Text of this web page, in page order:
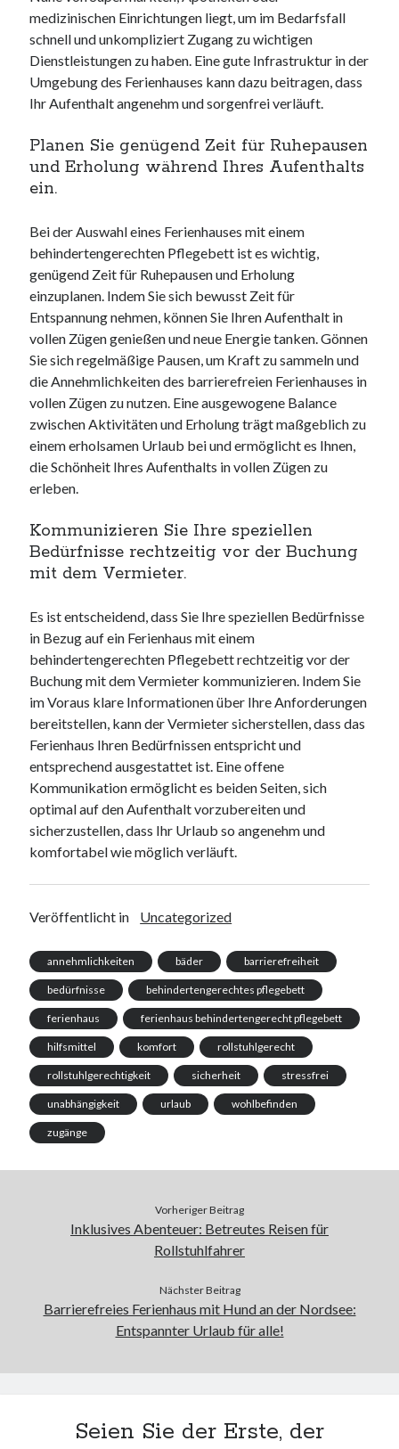
medizinischen Einrichtungen liegt, um im Bedarfsfall
schnell und unkompliziert Zugang zu wichtigen
Dienstleistungen zu haben. Eine gute Infrastruktur in der
Umgebung des Ferienhauses kann dazu beitragen, dass
Ihr Aufenthalt angenehm und sorgenfrei verläuft.
Planen Sie genügend Zeit für Ruhepausen
und Erholung während Ihres Aufenthalts
ein.
Bei der Auswahl eines Ferienhauses mit einem
behindertengerechten Pflegebett ist es wichtig,
genügend Zeit für Ruhepausen und Erholung
einzuplanen. Indem Sie sich bewusst Zeit für
Entspannung nehmen, können Sie Ihren Aufenthalt in
vollen Zügen genießen und neue Energie tanken. Gönnen
Sie sich regelmäßige Pausen, um Kraft zu sammeln und
die Annehmlichkeiten des barrierefreien Ferienhauses in
vollen Zügen zu nutzen. Eine ausgewogene Balance
zwischen Aktivitäten und Erholung trägt maßgeblich zu
einem erholsamen Urlaub bei und ermöglicht es Ihnen,
die Schönheit Ihres Aufenthalts in vollen Zügen zu
erleben.
Kommunizieren Sie Ihre speziellen
Bedürfnisse rechtzeitig vor der Buchung
mit dem Vermieter.
Es ist entscheidend, dass Sie Ihre speziellen Bedürfnisse
in Bezug auf ein Ferienhaus mit einem
behindertengerechten Pflegebett rechtzeitig vor der
Buchung mit dem Vermieter kommunizieren. Indem Sie
im Voraus klare Informationen über Ihre Anforderungen
bereitstellen, kann der Vermieter sicherstellen, dass das
Ferienhaus Ihren Bedürfnissen entspricht und
entsprechend ausgestattet ist. Eine offene
Kommunikation ermöglicht es beiden Seiten, sich
optimal auf den Aufenthalt vorzubereiten und
sicherzustellen, dass Ihr Urlaub so angenehm und
komfortabel wie möglich verläuft.
Veröffentlicht in Uncategorized
annehmlichkeiten bäder barrierefreiheit
bedürfnisse behindertengerechtes pflegebett
ferienhaus ferienhaus behindertengerecht pflegebett
hilfsmittel komfort rollstuhlgerecht
rollstuhlgerechtigkeit sicherheit stressfrei
unabhängigkeit urlaub wohlbefinden
zugänge
Vorheriger Beitrag
Inklusives Abenteuer: Betreutes Reisen für
Rollstuhlfahrer
Nächster Beitrag
Barrierefreies Ferienhaus mit Hund an der Nordsee:
Entspannter Urlaub für alle!
Seien Sie der Erste, der